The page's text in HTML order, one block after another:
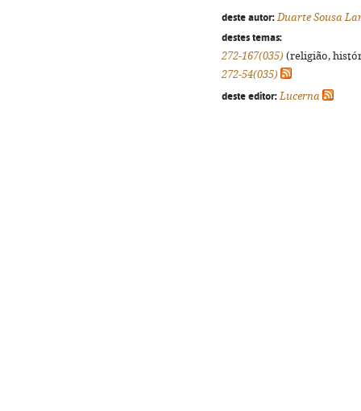
deste autor: Duarte Sousa
destes temas:
272-167(035) (religião,
272-54(035)
deste editor: Lucerna